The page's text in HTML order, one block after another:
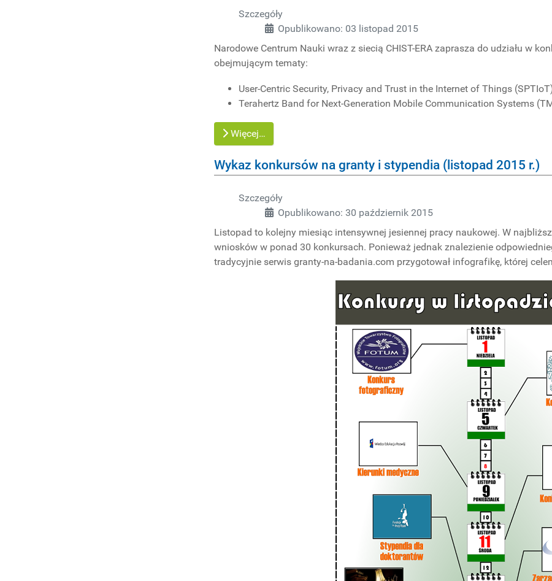
Szczegóły
Opublikowano: 03 listopad 2015
Narodowe Centrum Nauki wraz z siecią CHIST-ERA zaprasza do udziału w
obejmującym tematy:
User-Centric Security, Privacy and Trust in the Internet of Things
Terahertz Band for Next-Generation Mobile Communication Systems
Więcej…
Wykaz konkursów na granty i stypendia (listopad 2015 r.)
Szczegóły
Opublikowano: 30 październik 2015
Listopad to kolejny miesiąc intensywnej jesiennej pracy naukowej. W
wniosków w ponad 30 konkursach. Ponieważ jednak znalezienie
tradycyjnie serwis granty-na-badania.com przygotował infografikę, której